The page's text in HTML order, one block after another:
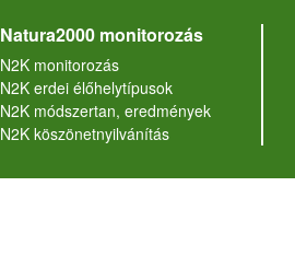
Natura2000 monitorozás
N2K monitorozás
N2K erdei élőhelytípusok
N2K módszertan, eredmények
N2K köszönetnyilvánítás